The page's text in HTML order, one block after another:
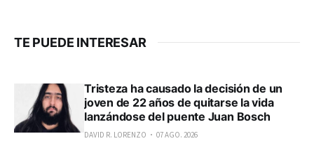
TE PUEDE INTERESAR
Tristeza ha causado la decisión de un
joven de 22 años de quitarse la vida
lanzándose del puente Juan Bosch
DAVID R. LORENZO 07 AGO. 2026